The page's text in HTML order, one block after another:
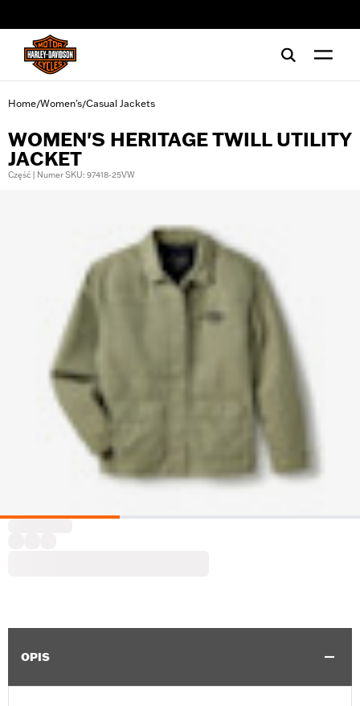
Home/Women's/Casual Jackets
WOMEN'S HERITAGE TWILL UTILITY
JACKET
Część | Numer SKU: 97418-25VW
OPIS